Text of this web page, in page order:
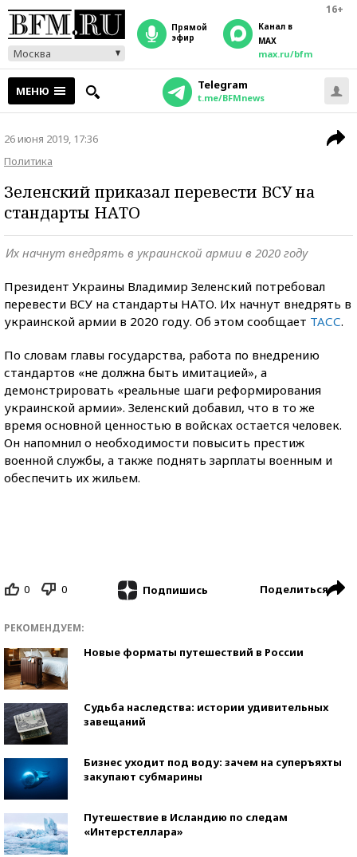
16+
Москва
прямой
эфир
Канал в
MAX
max.ru/bfm
МЕНЮ Telegram
t.me/BFMnews
26 июня 2019, 17:36
Политика
Зеленский приказал перевести ВСУ на
стандарты НАТО
Их начнут внедрять в украинской армии в 2020 году
Президент Украины Владимир Зеленский потребовал
перевести ВСУ на стандарты НАТО. Их начнут внедрять в
украинской армии в 2020 году. Об этом сообщает ТАСС.
По словам главы государства, работа по внедрению
стандартов «не должна быть имитацией», а
демонстрировать «реальные шаги реформирования
украинской армии». Зеленский добавил, что в то же
время основной ценностью в войсках остается человек.
Он напомнил о необходимости повысить престиж
военной службы, а также поднять зарплаты военным и
обеспечить их жильем.
0 0 Подпишись Поделиться
РЕКОМЕНДУЕМ:
Новые форматы путешествий в России
Судьба наследства: истории удивительных
завещаний
Бизнес уходит под воду: зачем на суперъяхты
закупают субмарины
Путешествие в Исландию по следам
«Интерстеллара»